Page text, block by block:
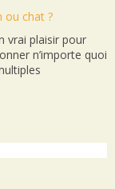
ou chat ?
vrai plaisir pour
n’importe quoi